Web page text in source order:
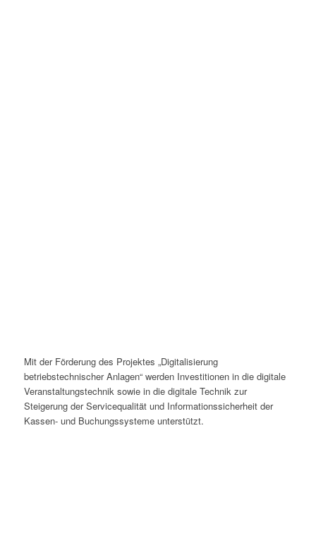
Mit der Förderung des Projektes „Digitalisierung
betriebstechnischer Anlagen“ werden Investitionen in die digitale
Veranstaltungstechnik sowie in die digitale Technik zur
Steigerung der Servicequalität und Informationssicherheit der
Kassen- und Buchungssysteme unterstützt.